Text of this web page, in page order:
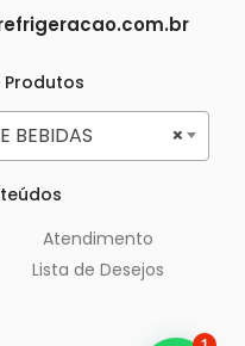
×
BEBIDAS
Atendimento
Lista de Desejos